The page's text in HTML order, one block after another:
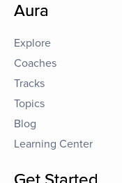
Aura
Explore
Coaches
Tracks
Topics
Blog
Learning Center